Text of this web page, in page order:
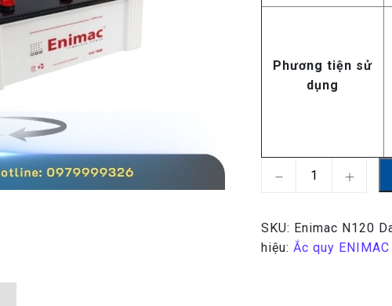
Phương tiện sử
dụng
Ắc Quy Enimac
SKU: Enimac N120
hiệu:Ắc quy ENIMAC